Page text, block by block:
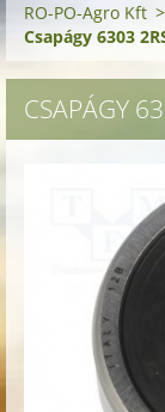
RO-PO-Agro Kft >
Csapágy 6303
CSAPÁGY